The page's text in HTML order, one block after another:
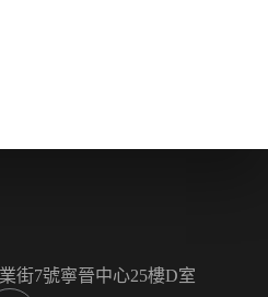
街7號寧晉中心25樓D室